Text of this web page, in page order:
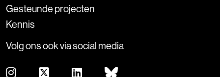
Gesteunde projecten
Kennis
Volg ons ook via social media